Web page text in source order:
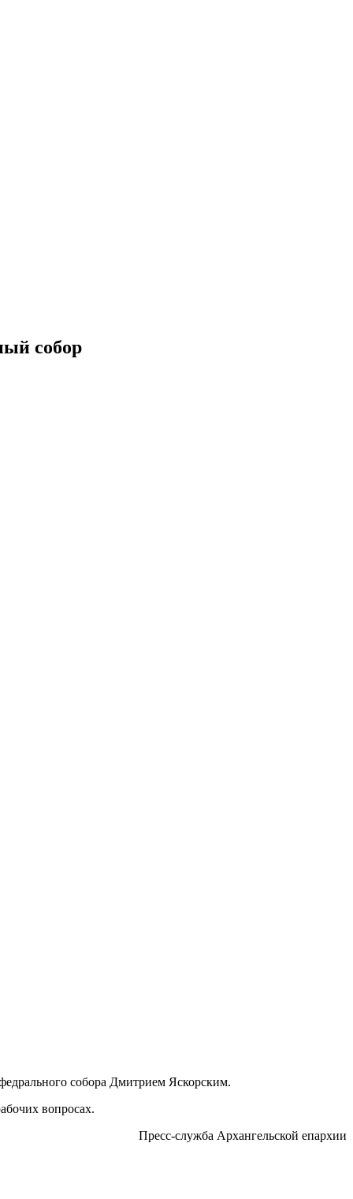
собор
собора Дмитрием Яскорским.
вопросах.
Пресс-служба Архангельской епархии